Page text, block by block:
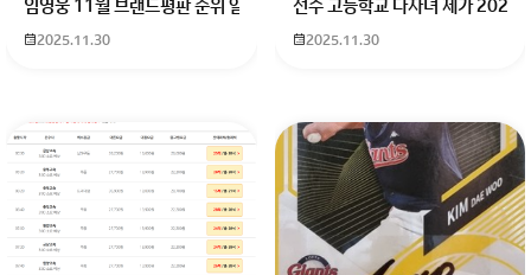
임영웅 11월 브랜드평판 순위 알고싶어요 임영웅 11월 브랜드평판에서
2025.11.30
전주 고등학교 다자녀 제가 2027
2025.11.30